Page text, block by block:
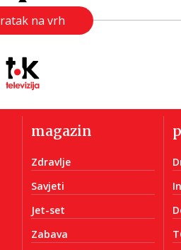
na vrh
magazin
Zdravlje
Savjeti
Jet-set
Zabava